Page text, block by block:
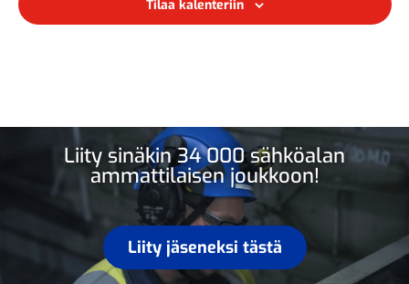
Tilaa kalenteriin
Liity sinäkin 34 000 sähköalan
ammattilaisen joukkoon!
Liity jäseneksi tästä